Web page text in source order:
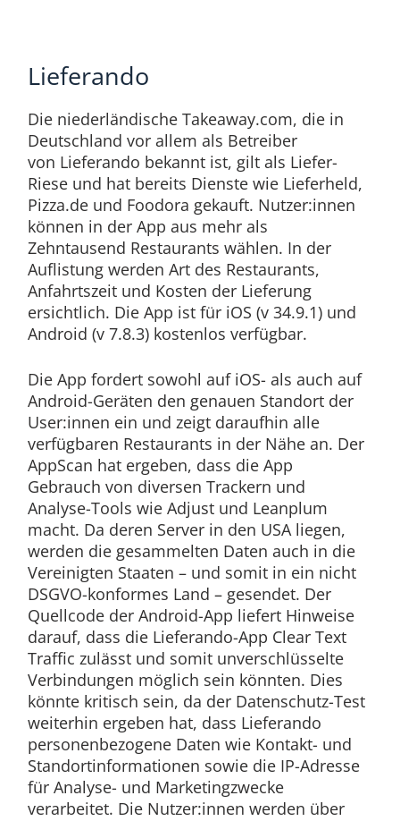
Lieferando
Die niederländische Takeaway.com, die in
Deutschland vor allem als Betreiber
von Lieferando bekannt ist, gilt als Liefer-
Riese und hat bereits Dienste wie Lieferheld,
Pizza.de und Foodora gekauft. Nutzer:innen
können in der App aus mehr als
Zehntausend Restaurants wählen. In der
Auflistung werden Art des Restaurants,
Anfahrtszeit und Kosten der Lieferung
ersichtlich. Die App ist für iOS (v 34.9.1) und
Android (v 7.8.3) kostenlos verfügbar.
Die App fordert sowohl auf iOS- als auch auf
Android-Geräten den genauen Standort der
User:innen ein und zeigt daraufhin alle
verfügbaren Restaurants in der Nähe an. Der
AppScan hat ergeben, dass die App
Gebrauch von diversen Trackern und
Analyse-Tools wie Adjust und Leanplum
macht. Da deren Server in den USA liegen,
werden die gesammelten Daten auch in die
Vereinigten Staaten – und somit in ein nicht
DSGVO-konformes Land – gesendet. Der
Quellcode der Android-App liefert Hinweise
darauf, dass die Lieferando-App Clear Text
Traffic zulässt und somit unverschlüsselte
Verbindungen möglich sein könnten. Dies
könnte kritisch sein, da der Datenschutz-Test
weiterhin ergeben hat, dass Lieferando
personenbezogene Daten wie Kontakt- und
Standortinformationen sowie die IP-Adresse
für Analyse- und Marketingzwecke
verarbeitet. Die Nutzer:innen werden über